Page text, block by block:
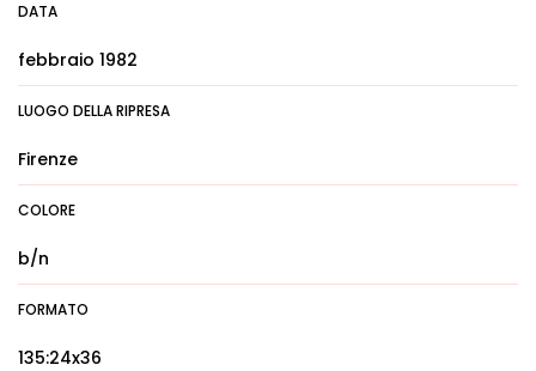
DATA
febbraio 1982
LUOGO DELLA RIPRESA
Firenze
COLORE
b/n
FORMATO
135:24x36